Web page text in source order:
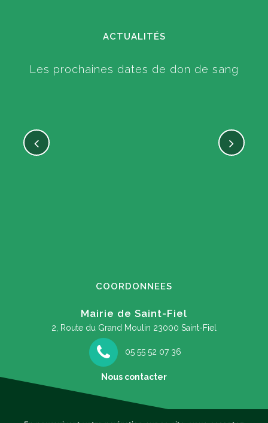
ACTUALITÉS
Les prochaines dates de don de sang
COORDONNEES
Mairie de Saint-Fiel
2, Route du Grand Moulin 23000 Saint-Fiel
05 55 52 07 36
Nous contacter